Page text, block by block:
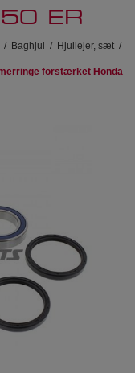
ER
/ Baghjul / Hjullejer, sæt /
forstærket Honda